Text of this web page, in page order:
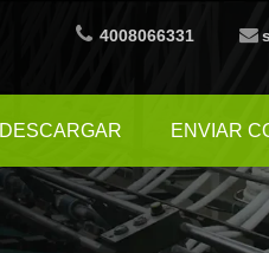
4008066331
DESCARGAR ENVIAR